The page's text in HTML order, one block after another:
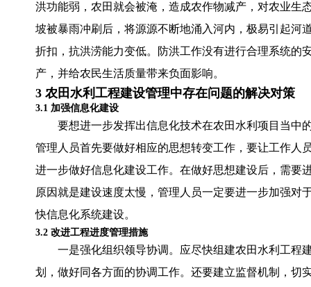
洪功能弱，农田就会被淹，造成农作物减产，对农业生
坡被暴雨冲刷后，将源源不断地涌入河内，极易引起河
折扣，抗洪涝能力变低。防洪工作没有进行合理系统的
产，并给农民生活质量带来负面影响。
3 农田水利工程建设管理中存在问题的解决对策
3.1 加强信息化建设
要想进一步发挥出信息化技术在农田水利项目当中
管理人员首先要做好相应的思想转变工作，要让工作人
进一步做好信息化建设工作。在做好思想建设后，需要
原因就是建设速度太慢，管理人员一定要进一步加强对
快信息化系统建设。
3.2 改进工程进度管理措施
一是强化组织领导协调。应尽快组建农田水利工程
划，做好同各方面的协调工作。还要建立监督机制，切